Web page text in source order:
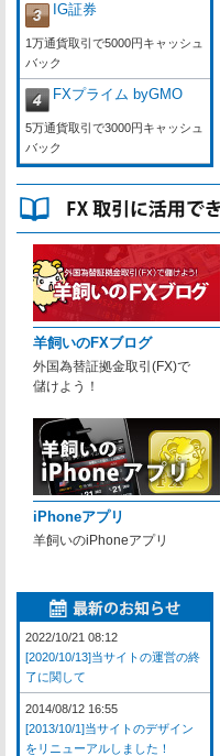
IG証券
1万通貨取引で5000円キャッシュ
バック
FXプライム byGMO
5万通貨取引で3000円キャッシュ
バック
羊飼いのFXブログ
外国為替証拠金取引(FX)で
儲けよう！
iPhoneアプリ
羊飼いのiPhoneアプリ
2022/10/21 08:12
[2020/10/13]当サイトの運営の終
了に関して
2014/08/12 16:55
[2013/10/1]当サイトのデザイン
をリニューアルしました！